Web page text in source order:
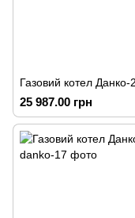
Газовий котел Данко-
25 987.00 грн